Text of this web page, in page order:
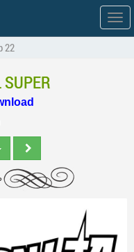
Hiện
22